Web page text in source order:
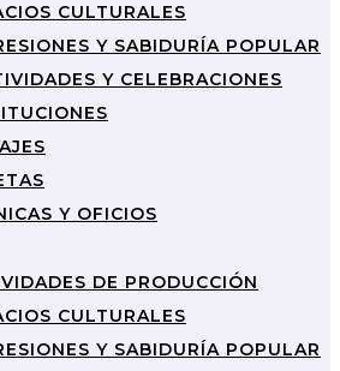
CULTURALES
Y SABIDURÍA POPULAR
Y CELEBRACIONES
Y OFICIOS
DE PRODUCCIÓN
CULTURALES
Y SABIDURÍA POPULAR